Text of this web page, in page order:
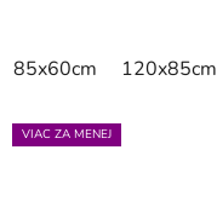
85x60cm 120x85cm
VIAC ZA MENEJ